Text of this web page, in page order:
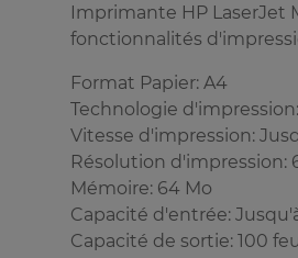
Imprimante HP LaserJet
fonctionnalités
Format Papier: A4
Technologie
Vitesse d'impression:
Résolution d'impression:
Mémoire: 64 Mo
Capacité d'entrée:
Capacité de sortie: 100